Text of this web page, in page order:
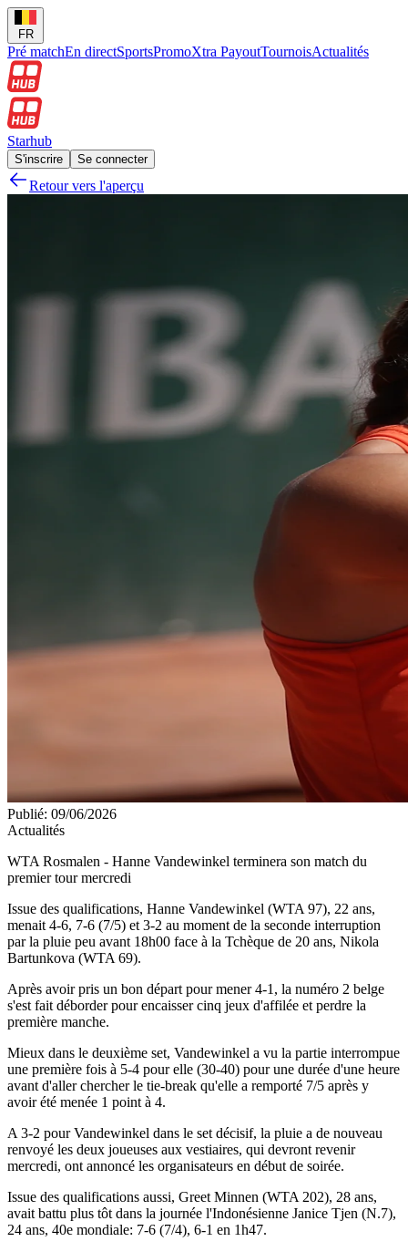
FR
Pré matchEn directSportsPromoXtra PayoutTournoisActualités
Starhub
S'inscrire Se connecter
Retour vers l'aperçu
Publié: 09/06/2026
Actualités
WTA Rosmalen - Hanne Vandewinkel terminera son match du
premier tour mercredi
Issue des qualifications, Hanne Vandewinkel (WTA 97), 22 ans,
menait 4-6, 7-6 (7/5) et 3-2 au moment de la seconde interruption
par la pluie peu avant 18h00 face à la Tchèque de 20 ans, Nikola
Bartunkova (WTA 69).
Après avoir pris un bon départ pour mener 4-1, la numéro 2 belge
s'est fait déborder pour encaisser cinq jeux d'affilée et perdre la
première manche.
Mieux dans le deuxième set, Vandewinkel a vu la partie interrompue
une première fois à 5-4 pour elle (30-40) pour une durée d'une heure
avant d'aller chercher le tie-break qu'elle a remporté 7/5 après y
avoir été menée 1 point à 4.
A 3-2 pour Vandewinkel dans le set décisif, la pluie a de nouveau
renvoyé les deux joueuses aux vestiaires, qui devront revenir
mercredi, ont annoncé les organisateurs en début de soirée.
Issue des qualifications aussi, Greet Minnen (WTA 202), 28 ans,
avait battu plus tôt dans la journée l'Indonésienne Janice Tjen (N.7),
24 ans, 40e mondiale: 7-6 (7/4), 6-1 en 1h47.